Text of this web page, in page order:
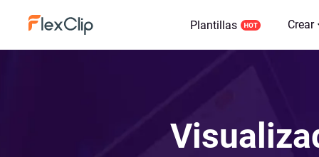
Plantillas Crear